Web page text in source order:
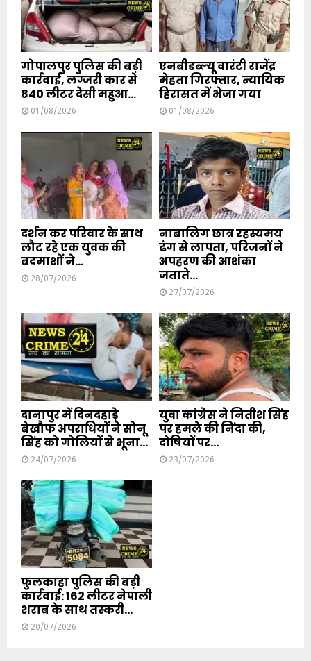
गोपालपुर पुलिस की बड़ी
कार्रवाई, लग्जरी कार से
840 लीटर देसी महुआ...
01/08/2026
एनबीडब्ल्यू वारंटी राजेंद्र
मेहता गिरफ्तार, न्यायिक
हिरासत में भेजा गया
01/08/2026
दर्शन कर परिवार के साथ
लौट रहे एक युवक की
बदमाशों ने...
28/07/2026
नाबालिग छात्र रहस्यमय
ढंग से लापता, परिजनों ने
अपहरण की आशंका
जताते...
27/07/2026
दानापुर में दिनदहाड़े
बेखौफ अपराधियों ने सोनू
सिंह को गोलियों से भूना...
24/07/2026
युवा कांग्रेस ने नितीश सिंह
पर हमले की निंदा की,
दोषियों पर...
23/07/2026
फुलकाहा पुलिस की बड़ी
कार्रवाई: 162 लीटर नेपाली
शराब के साथ तस्करी...
20/07/2026